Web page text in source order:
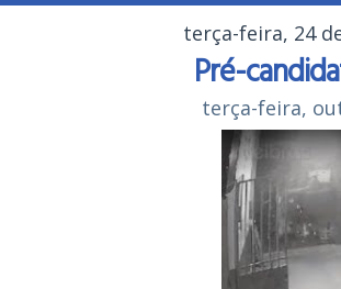
terça-feira, 24
Pré-
terça-feira,